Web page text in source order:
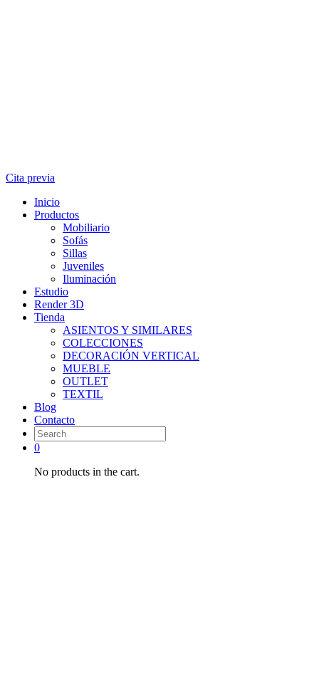
Cita previa
Inicio
Productos
Mobiliario
Sofás
Sillas
Juveniles
Iluminación
Estudio
Render 3D
Tienda
ASIENTOS Y SIMILARES
COLECCIONES
DECORACIÓN VERTICAL
MUEBLE
OUTLET
TEXTIL
Blog
Contacto
0
No products in the cart.